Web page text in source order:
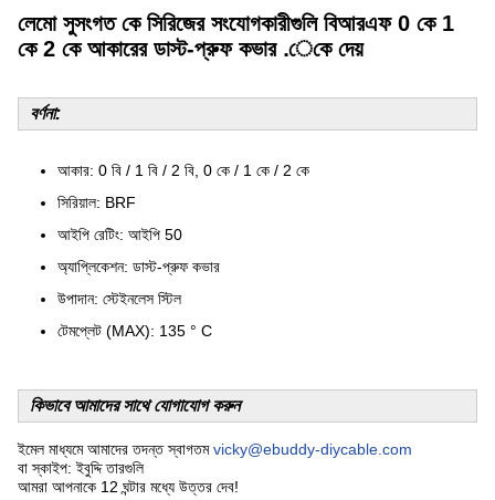
লেমো সুসংগত কে সিরিজের সংযোগকারীগুলি বিআরএফ 0 কে 1
কে 2 কে আকারের ডাস্ট-প্রুফ কভার .েকে দেয়
বর্ণনা:
আকার: 0 বি / 1 বি / 2 বি, 0 কে / 1 কে / 2 কে
সিরিয়াল: BRF
আইপি রেটিং: আইপি 50
অ্যাপ্লিকেশন: ডাস্ট-প্রুফ কভার
উপাদান: স্টেইনলেস স্টিল
টেমপ্লেট (MAX): 135 ° C
কিভাবে আমাদের সাথে যোগাযোগ করুন
ইমেল মাধ্যমে আমাদের তদন্ত স্বাগতমvicky@ebuddy-diycable.com
বা স্কাইপ: ইবুদ্দি তারগুলি
আমরা আপনাকে 12 ঘন্টার মধ্যে উত্তর দেব!